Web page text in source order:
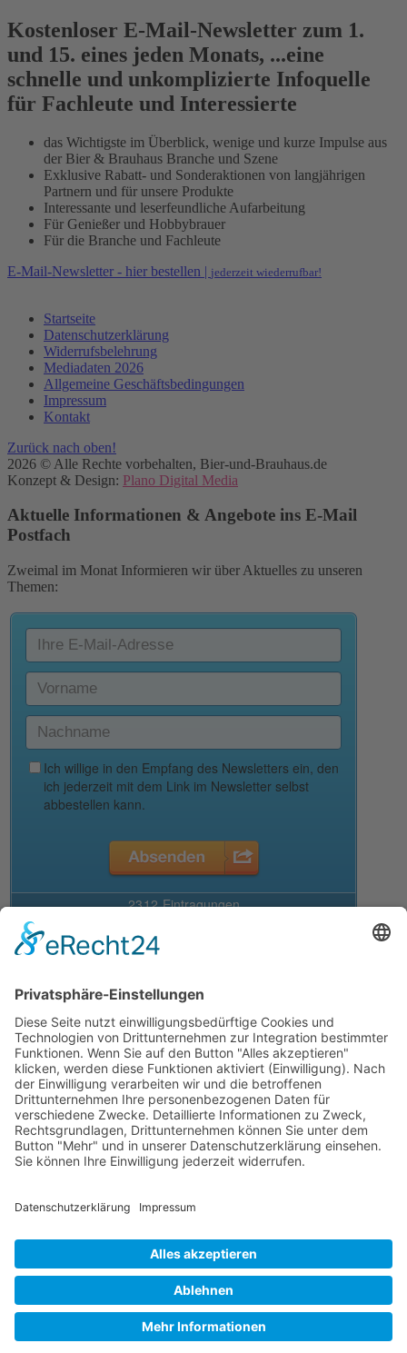
Kostenloser E-Mail-Newsletter zum 1.
und 15. eines jeden Monats, ...eine
schnelle und unkomplizierte Infoquelle
für Fachleute und Interessierte
das Wichtigste im Überblick, wenige und kurze Impulse aus
der Bier & Brauhaus Branche und Szene
Exklusive Rabatt- und Sonderaktionen von langjährigen
Partnern und für unsere Produkte
Interessante und leserfeundliche Aufarbeitung
Für Genießer und Hobbybrauer
Für die Branche und Fachleute
E-Mail-Newsletter - hier bestellen | jederzeit wiederrufbar!
Startseite
Datenschutzerklärung
Widerrufsbelehrung
Mediadaten 2026
Allgemeine Geschäftsbedingungen
Impressum
Kontakt
Zurück nach oben!
2026 © Alle Rechte vorbehalten, Bier-und-Brauhaus.de
Konzept & Design: Plano Digital Media
Aktuelle Informationen & Angebote ins E-Mail
Postfach
Zweimal im Monat Informieren wir über Aktuelles zu unseren
Themen:
Deine Auswahl
Startseite
Aktuelles Blog
Das Magazin
Ausgaben online lesen
Über uns
Startseite
Datenschutzerklärung
Widerrufsbelehrung
Mediadaten 2026
Allgemeine Geschäftsbedingungen
Impressum
Startseite
Widerrufsbelehrung
Mediadaten 2026
Allgemeine Geschäftsbedingungen
Kontakt
Magazin bestellen